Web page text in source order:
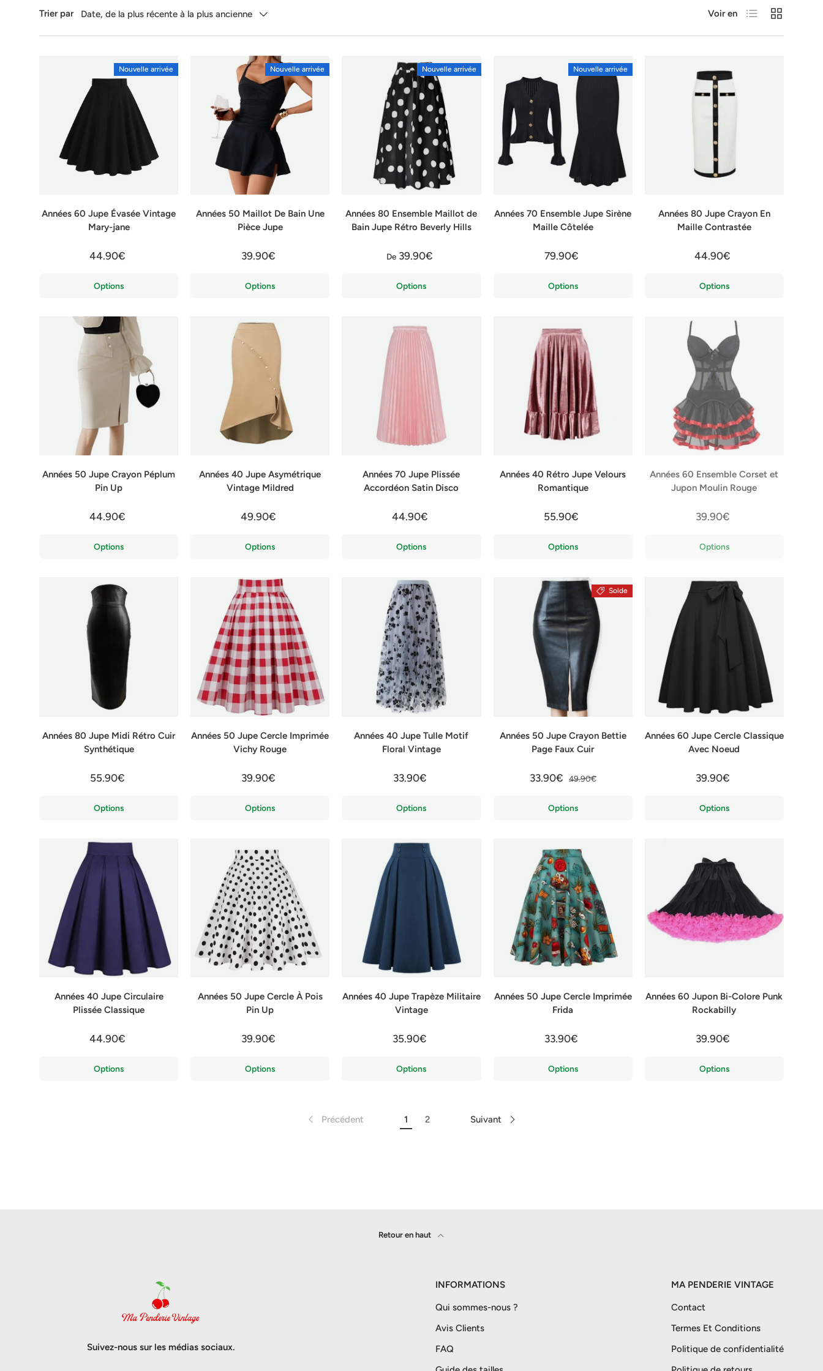
Trier par Date, de la plus récente à la plus ancienne Voir en Liste Grille
Nouvelle arrivée
Années 60 Jupe Évasée Vintage
Mary-jane
44.90€
Options
Nouvelle arrivée
Années 50 Maillot De Bain Une
Pièce Jupe
39.90€
Options
Nouvelle arrivée
Années 80 Ensemble Maillot de
Bain Jupe Rétro Beverly Hills
De 39.90€
Options
Nouvelle arrivée
Années 70 Ensemble Jupe Sirène
Maille Côtelée
79.90€
Options
Années 80 Jupe Crayon En
Maille Contrastée
44.90€
Options
Années 50 Jupe Crayon Péplum
Pin Up
44.90€
Options
Années 40 Jupe Asymétrique
Vintage Mildred
49.90€
Options
Années 70 Jupe Plissée
Accordéon Satin Disco
44.90€
Options
Années 40 Rétro Jupe Velours
Romantique
55.90€
Options
Années 60 Ensemble Corset et
Jupon Moulin Rouge
39.90€
Options
Années 80 Jupe Midi Rétro Cuir
Synthétique
55.90€
Options
Années 50 Jupe Cercle Imprimée
Vichy Rouge
39.90€
Options
Années 40 Jupe Tulle Motif
Floral Vintage
33.90€
Options
Solde
Années 50 Jupe Crayon Bettie
Page Faux Cuir
33.90€ 49.90€
Options
Années 60 Jupe Cercle Classique
Avec Noeud
39.90€
Options
Années 40 Jupe Circulaire
Plissée Classique
44.90€
Options
Années 50 Jupe Cercle À Pois
Pin Up
39.90€
Options
Années 40 Jupe Trapèze Militaire
Vintage
35.90€
Options
Années 50 Jupe Cercle Imprimée
Frida
33.90€
Options
Années 60 Jupon Bi-Colore Punk
Rockabilly
39.90€
Options
Précédent 1 2 Suivant
Retour en haut
Suivez-nous sur les médias sociaux.
INFORMATIONS
Qui sommes-nous ?
Avis Clients
FAQ
MA PENDERIE VINTAGE
Contact
Termes Et Conditions
Politique de confidentialité